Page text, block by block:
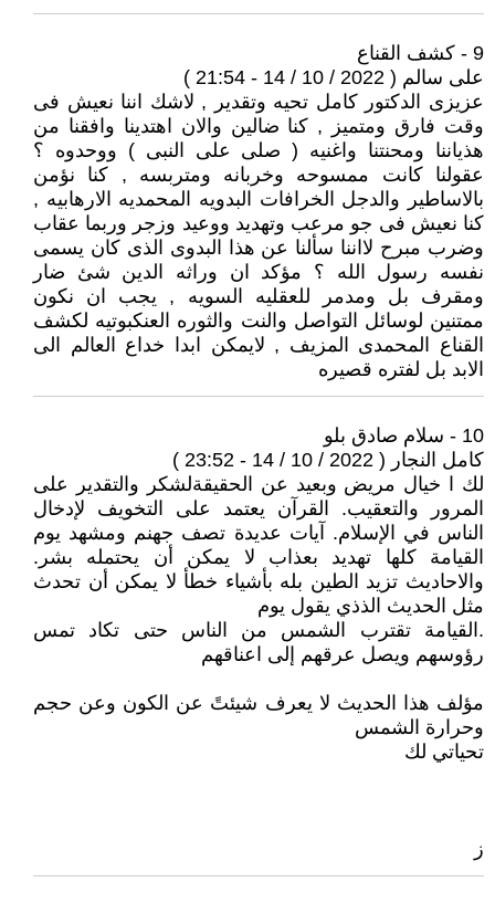
9 - كشف القناع
على سالم ( 2022 / 10 / 14 - 21:54 )
عزيزى الدكتور كامل تحيه وتقدير , لاشك اننا نعيش فى
وقت فارق ومتميز , كنا ضالين والان اهتدينا وافقنا من
هذياننا ومحنتنا واغنيه ( صلى على النبى ) ووحدوه ؟
عقولنا كانت ممسوحه وخربانه ومتربسه , كنا نؤمن
بالاساطير والدجل الخرافات البدويه المحمديه الارهابيه ,
كنا نعيش فى جو مرعب وتهديد ووعيد وزجر وربما عقاب
وضرب مبرح لااننا سألنا عن هذا البدوى الذى كان يسمى
نفسه رسول الله ؟ مؤكد ان وراثه الدين شئ ضار
ومقرف بل ومدمر للعقليه السويه , يجب ان نكون
ممتنين لوسائل التواصل والنت والثوره العنكبوتيه لكشف
القناع المحمدى المزيف , لايمكن ابدا خداع العالم الى
الابد بل لفتره قصيره
10 - سلام صادق بلو
كامل النجار ( 2022 / 10 / 14 - 23:52 )
لك ا خيال مريض وبعيد عن الحقيقةلشكر والتقدير على
المرور والتعقيب. القرآن يعتمد على التخويف لإدخال
الناس في الإسلام. آيات عديدة تصف جهنم ومشهد يوم
القيامة كلها تهديد بعذاب لا يمكن أن يحتمله بشر.
والاحاديث تزيد الطين بله بأشياء خطأ لا يمكن أن تحدث
مثل الحديث الذذي يقول يوم
.القيامة تقترب الشمس من الناس حتى تكاد تمس
رؤوسهم ويصل عرقهم إلى اعناقهم
مؤلف هذا الحديث لا يعرف شيئتً عن الكون وعن حجم
وحرارة الشمس
تحياتي لك
ز